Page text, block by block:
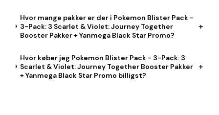
Hvor mange pakker er der i Pokemon Blister Pack -
3-Pack: 3 Scarlet & Violet: Journey Together
Booster Pakker + Yanmega Black Star Promo?
+
Hvor køber jeg Pokemon Blister Pack - 3-Pack: 3
Scarlet & Violet: Journey Together Booster Pakker
+ Yanmega Black Star Promo billigst?
+